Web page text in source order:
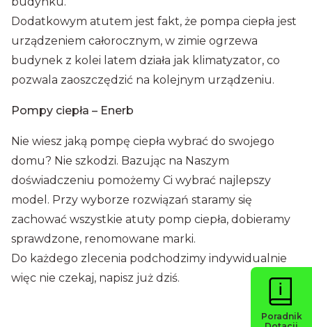
Dodatkowym atutem jest fakt, że pompa ciepła jest
urządzeniem całorocznym, w zimie ogrzewa
budynek z kolei latem działa jak klimatyzator, co
pozwala zaoszczędzić na kolejnym urządzeniu.
Pompy ciepła – Enerb
Nie wiesz jaką pompę ciepła wybrać do swojego
domu? Nie szkodzi. Bazując na Naszym
doświadczeniu pomożemy Ci wybrać najlepszy
model. Przy wyborze rozwiązań staramy się
zachować wszystkie atuty pomp ciepła, dobieramy
sprawdzone, renomowane marki.
Do każdego zlecenia podchodzimy indywidualnie
więc nie czekaj, napisz już dziś.
Poradnik